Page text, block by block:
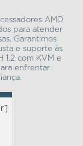
AMD
para atender
Garantimos
e suporte às
1.2 com KVM e
enfrentar